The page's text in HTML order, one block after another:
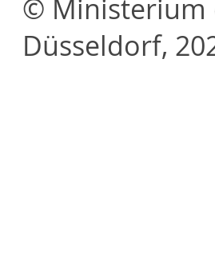
© Ministerium
Düsseldorf,